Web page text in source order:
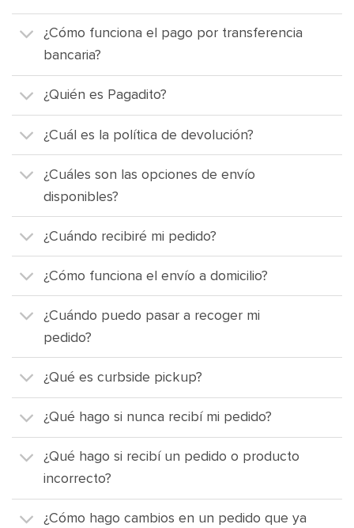
¿Cómo funciona el pago por transferencia
bancaria?
¿Quién es Pagadito?
¿Cuál es la política de devolución?
¿Cuáles son las opciones de envío
disponibles?
¿Cuándo recibiré mi pedido?
¿Cómo funciona el envío a domicilio?
¿Cuándo puedo pasar a recoger mi
pedido?
¿Qué es curbside pickup?
¿Qué hago si nunca recibí mi pedido?
¿Qué hago si recibí un pedido o producto
incorrecto?
¿Cómo hago cambios en un pedido que ya